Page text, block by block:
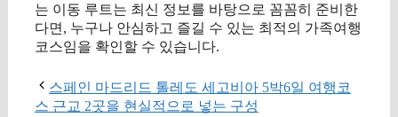
는 이동 루트는 최신 정보를 바탕으로 꼼꼼히 준비한
다면, 누구나 안심하고 즐길 수 있는 최적의 가족여행
코스임을 확인할 수 있습니다.
스페인 마드리드 톨레도 세고비아 5박6일 여행코
스 근교 2곳을 현실적으로 넣는 구성